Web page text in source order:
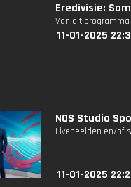
Eredivisie:
Van dit
11-01-2025
NOS Studio
Livebeelden en/of
11-01-2025